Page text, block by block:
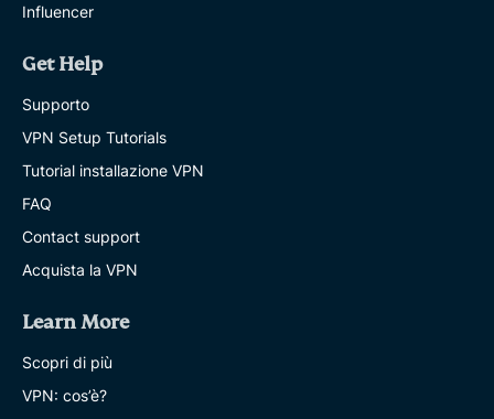
Influencer
Get Help
Supporto
VPN Setup Tutorials
Tutorial installazione VPN
FAQ
Contact support
Acquista la VPN
Learn More
Scopri di più
VPN: cos’è?